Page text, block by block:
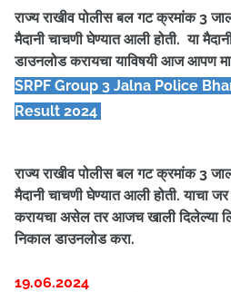
राज्य राखीव पोलीस बल गट क्रमांक 3
मैदानी चाचणी घेण्यात आली होती. या
डाउनलोड करायचा याविषयी आज आपण
SRPF Group 3 Jalna Police
Result 2024
राज्य राखीव पोलीस बल गट क्रमांक 3
मैदानी चाचणी घेण्यात आली होती. याचा
करायचा असेल तर आजच खाली दिलेल्या
निकाल डाउनलोड करा.
19.06.2024